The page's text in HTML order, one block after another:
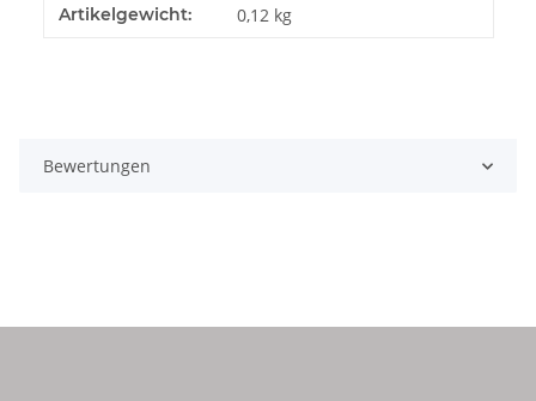
Produkteigenschaft
Wert
Artikelgewicht: 0,12 kg
Bewertungen